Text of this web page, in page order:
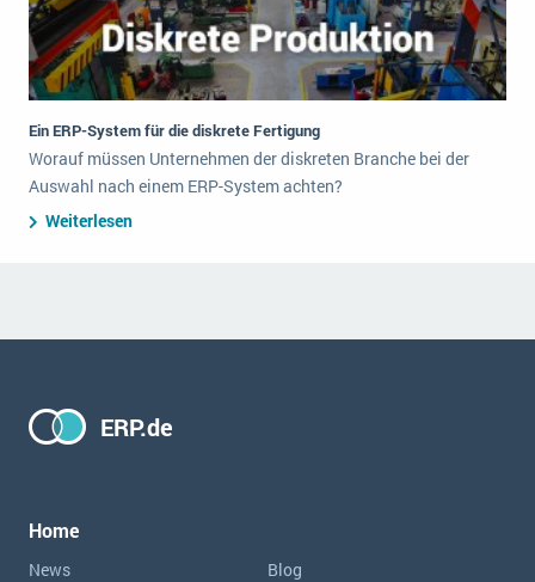
Ein ERP-System für die diskrete Fertigung
Worauf müssen Unternehmen der diskreten Branche bei der
Auswahl nach einem ERP-System achten?
Weiterlesen
ERP.de
Home
News
Blog